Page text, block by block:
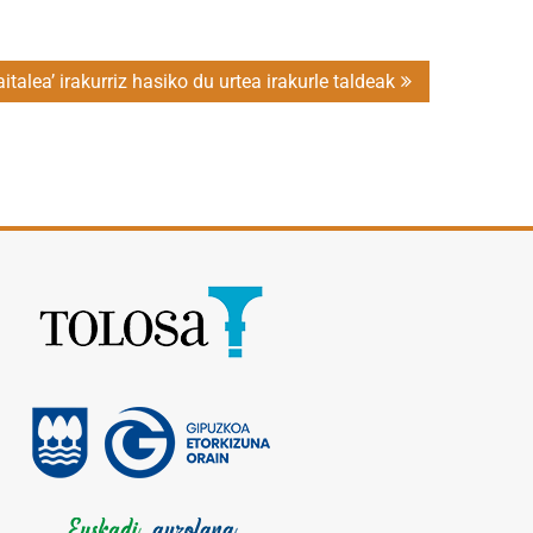
irakurriz hasiko du urtea irakurle taldeak